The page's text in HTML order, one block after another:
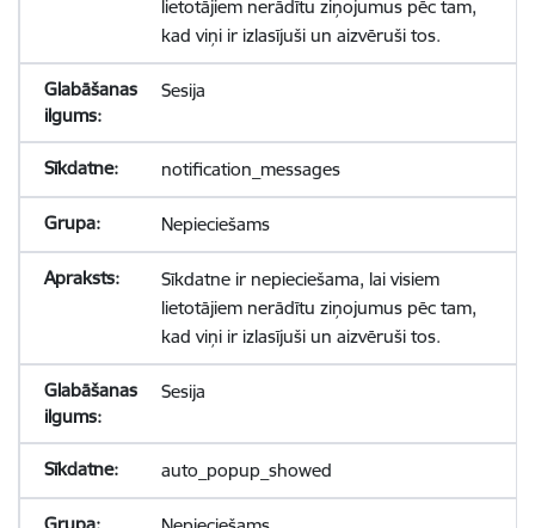
lietotājiem nerādītu ziņojumus pēc tam,
kad viņi ir izlasījuši un aizvēruši tos.
Sesija
notification_messages
Nepieciešams
Sīkdatne ir nepieciešama, lai visiem
lietotājiem nerādītu ziņojumus pēc tam,
kad viņi ir izlasījuši un aizvēruši tos.
Sesija
auto_popup_showed